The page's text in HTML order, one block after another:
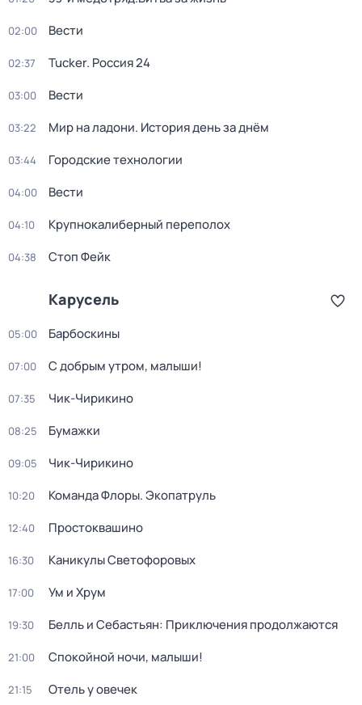
02:00 Вести
02:37 Tucker. Россия 24
03:00 Вести
03:22 Мир на ладони. История день за днём
03:44 Городские технологии
04:00 Вести
04:10 Крупнокалиберный переполох
04:38 Стоп Фейк
Карусель
05:00 Барбоскины
07:00 С добрым утром, малыши!
07:35 Чик-Чирикино
08:25 Бумажки
09:05 Чик-Чирикино
10:20 Команда Флоры. Экопатруль
12:40 Простоквашино
16:30 Каникулы Светофоровых
17:00 Ум и Хрум
19:30 Белль и Себастьян: Приключения продолжаются
21:00 Спокойной ночи, малыши!
21:15 Отель у овечек